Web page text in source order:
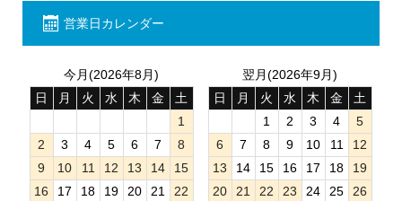
営業日カレンダー
今月(2026年8月)
日
月 火 水 木 金
土
1
2
3 4 5 6 7
8
9
10 11 12 13 14
15
16
17 18 19 20 21
22
翌月(2026年9月)
日
月 火 水 木 金
土
1
2 3 4
5
6
7 8 9 10 11
12
13
14 15 16 17 18
19
20
21 22 23 24 25
26